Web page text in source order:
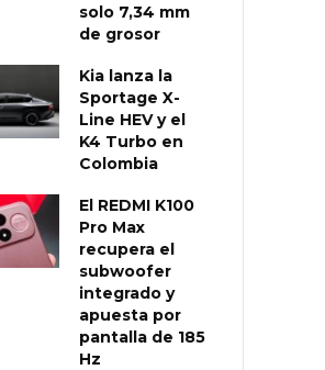
solo 7,34 mm
de grosor
Kia lanza la
Sportage X-
Line HEV y el
K4 Turbo en
Colombia
El REDMI K100
Pro Max
recupera el
subwoofer
integrado y
apuesta por
pantalla de 185
Hz